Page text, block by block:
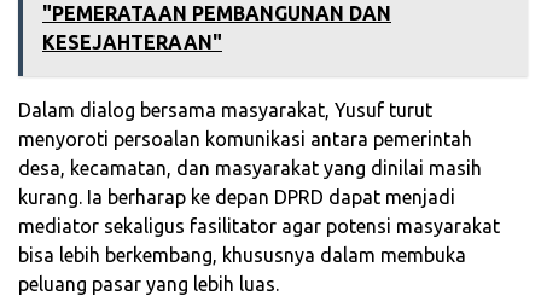
"PEMERATAAN PEMBANGUNAN DAN
KESEJAHTERAAN"
Dalam dialog bersama masyarakat, Yusuf turut
menyoroti persoalan komunikasi antara pemerintah
desa, kecamatan, dan masyarakat yang dinilai masih
kurang. Ia berharap ke depan DPRD dapat menjadi
mediator sekaligus fasilitator agar potensi masyarakat
bisa lebih berkembang, khususnya dalam membuka
peluang pasar yang lebih luas.